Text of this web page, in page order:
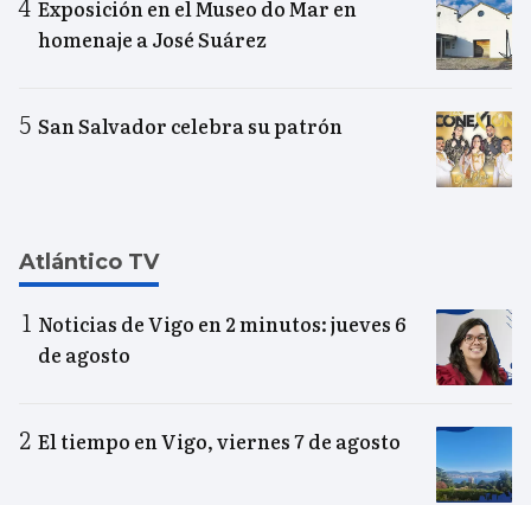
Exposición en el Museo do Mar en
homenaje a José Suárez
San Salvador celebra su patrón
Atlántico TV
Noticias de Vigo en 2 minutos: jueves 6
de agosto
El tiempo en Vigo, viernes 7 de agosto